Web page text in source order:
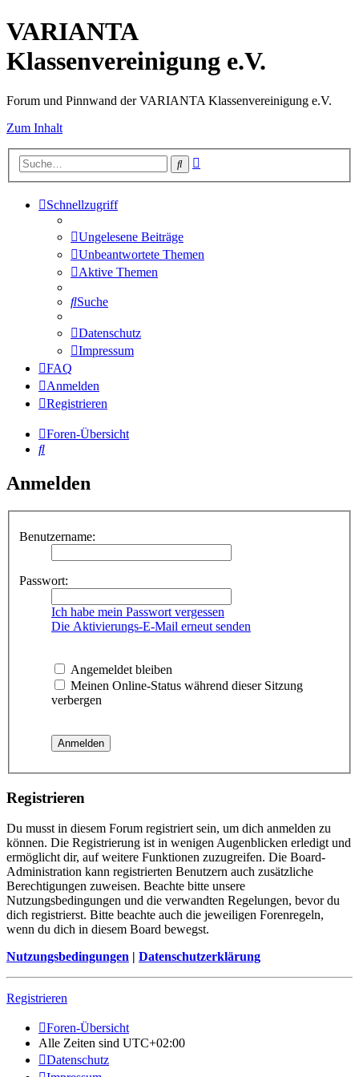
VARIANTA
Klassenvereinigung e.V.
Forum und Pinnwand der VARIANTA Klassenvereinigung e.V.
Zum Inhalt
Suche
Schnellzugriff
Ungelesene Beiträge
Unbeantwortete Themen
Aktive Themen
Suche
Datenschutz
Impressum
FAQ
Anmelden
Registrieren
Foren-Übersicht
Suche
Anmelden
Benutzername:
Passwort:
Ich habe mein Passwort vergessen
Die Aktivierungs-E-Mail erneut senden
Angemeldet bleiben
Meinen Online-Status während dieser Sitzung
verbergen
Registrieren
Du musst in diesem Forum registriert sein, um dich anmelden zu
können. Die Registrierung ist in wenigen Augenblicken erledigt und
ermöglicht dir, auf weitere Funktionen zuzugreifen. Die Board-
Administration kann registrierten Benutzern auch zusätzliche
Berechtigungen zuweisen. Beachte bitte unsere
Nutzungsbedingungen und die verwandten Regelungen, bevor du
dich registrierst. Bitte beachte auch die jeweiligen Forenregeln,
wenn du dich in diesem Board bewegst.
Nutzungsbedingungen | Datenschutzerklärung
Registrieren
Foren-Übersicht
Alle Zeiten sind UTC+02:00
Datenschutz